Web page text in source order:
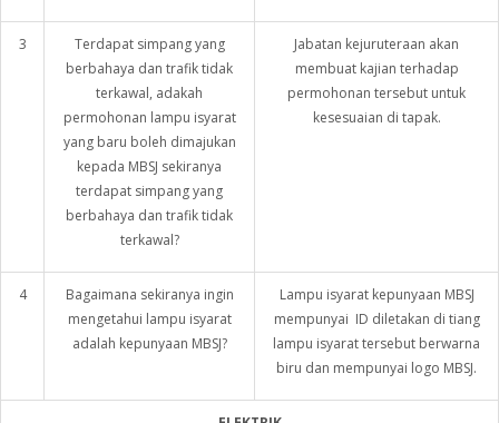
3
Terdapat simpang yang
berbahaya dan trafik tidak
terkawal, adakah
permohonan lampu isyarat
yang baru boleh dimajukan
kepada MBSJ sekiranya
terdapat simpang yang
berbahaya dan trafik tidak
terkawal?
Jabatan kejuruteraan akan
membuat kajian terhadap
permohonan tersebut untuk
kesesuaian di tapak.
4
Bagaimana sekiranya ingin
mengetahui lampu isyarat
adalah kepunyaan MBSJ?
Lampu isyarat kepunyaan MBSJ
mempunyai ID diletakan di tiang
lampu isyarat tersebut berwarna
biru dan mempunyai logo MBSJ.